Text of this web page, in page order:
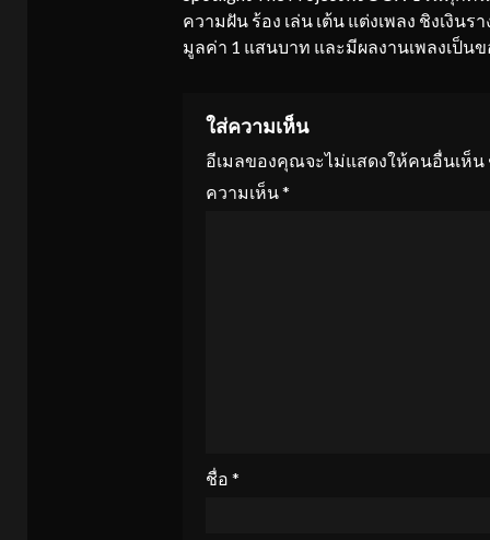
Reading
ความฝัน ร้อง เล่น เต้น แต่งเพลง ชิงเงินรา
มูลค่า 1 แสนบาท และมีผลงานเพลงเป็นข
ใส่ความเห็น
อีเมลของคุณจะไม่แสดงให้คนอื่นเห็น
ความเห็น*
ชื่อ *